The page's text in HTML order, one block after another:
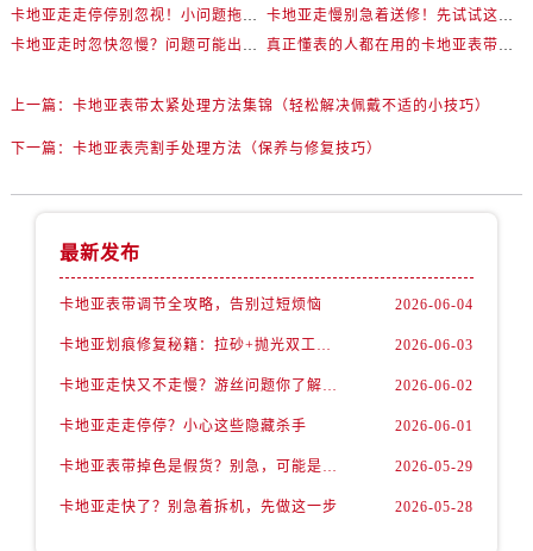
卡地亚走走停停别忽视！小问题拖成大修很烧钱
卡地亚走慢别急着送修！先试试这些方法
卡地亚走时忽快忽慢？问题可能出在你睡觉时！
真正懂表的人都在用的卡地亚表带调节技巧
上一篇： 卡地亚表带太紧处理方法集锦（轻松解决佩戴不适的小技巧）
下一篇： 卡地亚表壳割手处理方法（保养与修复技巧）
最新发布
卡地亚表带调节全攻略，告别过短烦恼 2026-06-04
卡地亚划痕修复秘籍：拉砂+抛光双工艺还原如新 2026-06-03
卡地亚走快又不走慢？游丝问题你了解多少？ 2026-06-02
卡地亚走走停停？小心这些隐藏杀手 2026-06-01
卡地亚表带掉色是假货？别急，可能是这些日常习惯惹的祸 2026-05-29
卡地亚走快了？别急着拆机，先做这一步 2026-05-28